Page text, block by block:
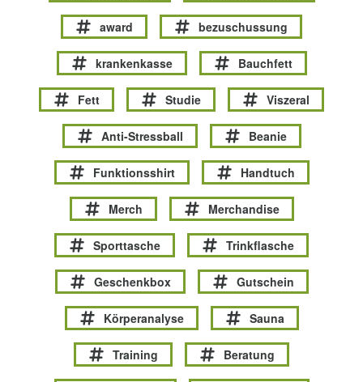
award bezuschussung
krankenkasse Bauchfett
Fett Studie Viszeral
Anti-Stressball Beanie
Funktionsshirt Handtuch
Merch Merchandise
Sporttasche Trinkflasche
Geschenkbox Gutschein
Körperanalyse Sauna
Training Beratung